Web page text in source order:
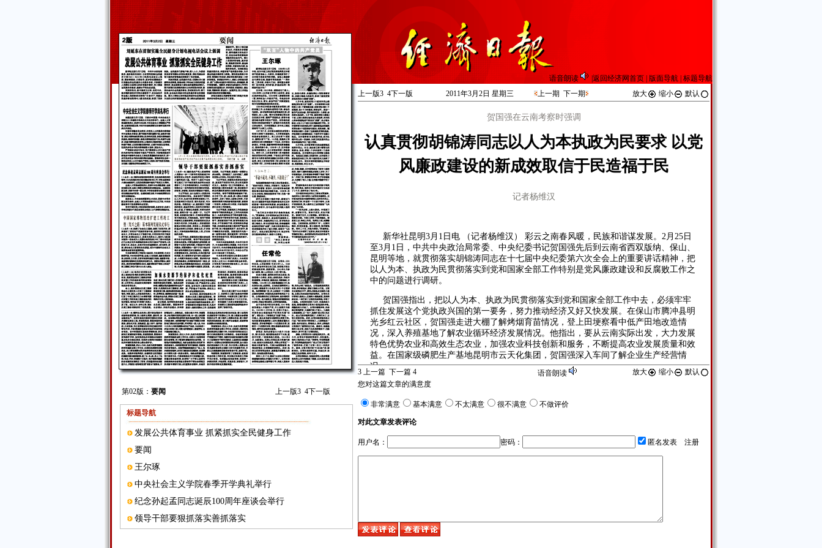
第02版： 要闻 上一版3 4下一版
标题导航
发展公共体育事业 抓紧抓实全民健身工作
要闻
王尔琢
中央社会主义学院春季开学典礼举行
纪念孙起孟同志诞辰100周年座谈会举行
领导干部要狠抓落实善抓落实
语音朗读 返回经济网首页 版面导航 标题导航
上一版3 4下一版 2011年3月2日 星期三 上一期 下一期 放大 缩小 默认
贺国强在云南考察时强调
认真贯彻胡锦涛同志以人为本执政为民要求 以党
风廉政建设的新成效取信于民造福于民
记者杨维汉
新华社昆明3月1日电 （记者杨维汉） 彩云之南春风暖，民族和谐谋发展。2月25日
至3月1日，中共中央政治局常委、中央纪委书记贺国强先后到云南省西双版纳、保山、
昆明等地，就贯彻落实胡锦涛同志在十七届中央纪委第六次全会上的重要讲话精神，把
以人为本、执政为民贯彻落实到党和国家全部工作特别是党风廉政建设和反腐败工作之
中的问题进行调研。
贺国强指出，把以人为本、执政为民贯彻落实到党和国家全部工作中去，必须牢牢
抓住发展这个党执政兴国的第一要务，努力推动经济又好又快发展。在保山市腾冲县明
光乡红云社区，贺国强走进大棚了解烤烟育苗情况，登上田埂察看中低产田地改造情
况，深入养殖基地了解农业循环经济发展情况。他指出，要从云南实际出发，大力发展
特色优势农业和高效生态农业，加强农业科技创新和服务，不断提高农业发展质量和效
益。在国家级磷肥生产基地昆明市云天化集团，贺国强深入车间了解企业生产经营情
况，
嘱咐企业负责人要不断加强技术创新和经营管理，努力做到长周期、满负荷、安全
稳定生产。在西双版纳州景洪市澜沧江民族风情新区建设工地，贺国强强调，要坚持高
标准规划、滚动式开发，因地制宜、量力而行、循序渐进、分步实施，充分发挥建成项
目和区域的示范带动作用，不断提高新区建设的经济效益和综合效应。在中科院西双版
快推进生态环境综合治理和重点生态功能区建设，切实把云南得天独厚的生态环境和宝
些什么，并鼓励大家积极发展“农家乐”旅游业，不断增加收入、改善生活。在勐仑镇大
卡村，贺国强登上哈尼族村民阿伍家的木楼，与一家人亲切攀谈。当他得知阿伍家和村
里其他四家贫困户还盖不起新房时，当即嘱咐随行的当地干部要尽快帮助他们解决好住
3 上一篇 下一篇 4 语音朗读 放大 缩小
默认
您对这篇文章的满意度
非常满意 基本满意 不太满意 很不满意 不做评价
对此文章发表评论
用户名： 密码： 匿名发表 注册